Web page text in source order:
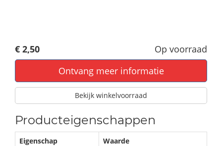
€ 2,50
Op voorraad
Ontvang meer informatie
Bekijk winkelvoorraad
Producteigenschappen
Eigenschap
Waarde